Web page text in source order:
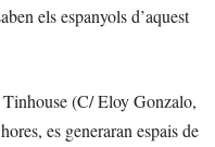
els espanyols d’aquest
(C/ Eloy Gonzalo,
es generaran espais de